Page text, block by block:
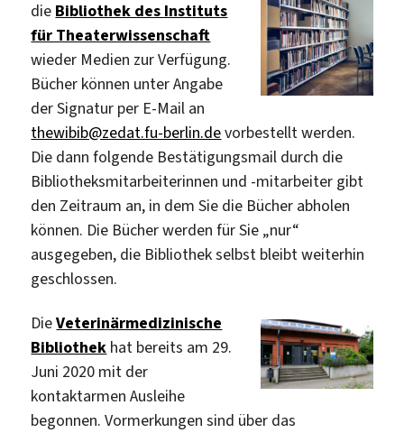
die Bibliothek des Instituts
für Theaterwissenschaft
wieder Medien zur Verfügung.
Bücher können unter Angabe
der Signatur per E-Mail an
thewibib@zedat.fu-berlin.devorbestellt werden.
Die dann folgende Bestätigungsmail durch die
Bibliotheksmitarbeiterinnen und -mitarbeiter gibt
den Zeitraum an, in dem Sie die Bücher abholen
können. Die Bücher werden für Sie „nur“
ausgegeben, die Bibliothek selbst bleibt weiterhin
geschlossen.
DieVeterinärmedizinische
Bibliothek hat bereits am 29.
Juni 2020 mit der
kontaktarmen Ausleihe
begonnen. Vormerkungen sind über das